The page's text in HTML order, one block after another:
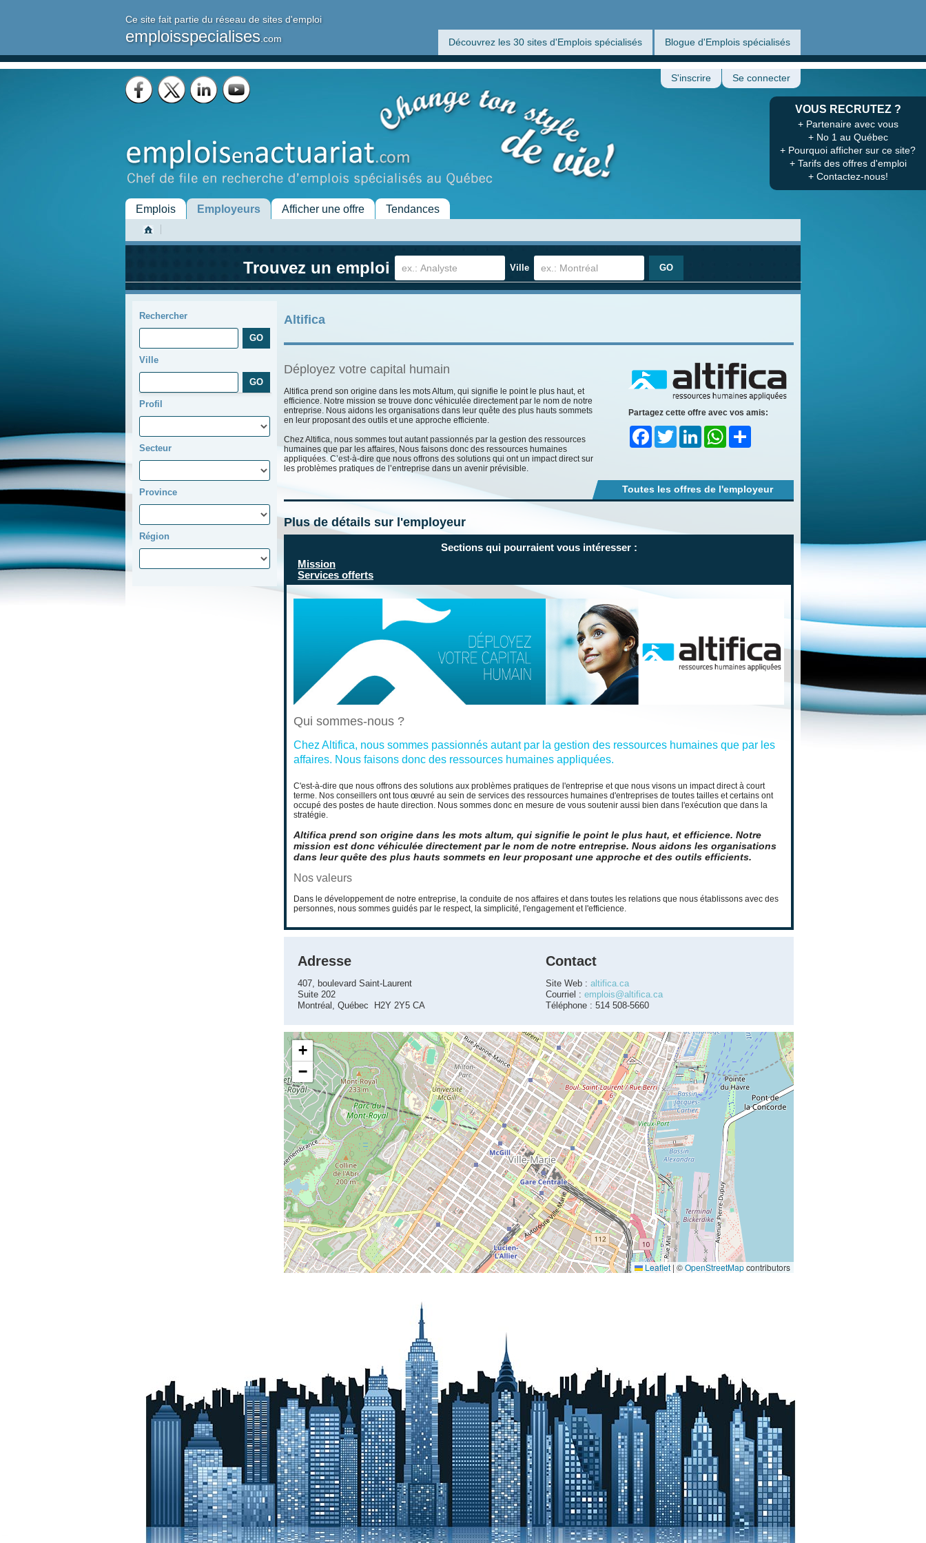
Ce site fait partie du réseau de sites d'emploi
emploisspecialises .com Découvrez les 30 sites d'Emplois spécialisés Blogue d'Emplois spécialisés
VOUS RECRUTEZ ?
+ Partenaire avec vous
+ No 1 au Québec
+ Pourquoi afficher sur ce site?
+ Tarifs des offres d'emploi
+ Contactez-nous!
S'inscrire Se connecter
Emplois Employeurs Afficher une offre Tendances
Trouvez un emploi Ville
Rechercher
Ville
Profil
Secteur
Province
Région
Altifica
Déployez votre capital humain
Altifica prend son origine dans les mots Altum, qui signifie le point le plus haut, et
efficience. Notre mission se trouve donc véhiculée directement par le nom de notre
entreprise. Nous aidons les organisations dans leur quête des plus hauts sommets
en leur proposant des outils et une approche efficiente.
Chez Altifica, nous sommes tout autant passionnés par la gestion des ressources
humaines que par les affaires, Nous faisons donc des ressources humaines
appliquées. C’est-à-dire que nous offrons des solutions qui ont un impact direct sur
les problèmes pratiques de l’entreprise dans un avenir prévisible.
Partagez cette offre avec vos amis:
FacebookTwitter LinkedIn WhatsApp
Toutes les offres de l'employeur
Plus de détails sur l'employeur
Sections qui pourraient vous intéresser :
Mission
Services offerts
Qui sommes-nous ?
Chez Altifica, nous sommes passionnés autant par la gestion des ressources humaines que par les
affaires. Nous faisons donc des ressources humaines appliquées.
C'est-à-dire que nous offrons des solutions aux problèmes pratiques de l'entreprise et que nous visons un impact direct à court
terme. Nos conseillers ont tous œuvré au sein de services des ressources humaines d'entreprises de toutes tailles et certains ont
occupé des postes de haute direction. Nous sommes donc en mesure de vous soutenir aussi bien dans l'exécution que dans la
stratégie.
Altifica prend son origine dans les mots altum, qui signifie le point le plus haut, et efficience. Notre
mission est donc véhiculée directement par le nom de notre entreprise. Nous aidons les organisations
dans leur quête des plus hauts sommets en leur proposant une approche et des outils efficients.
Nos valeurs
Dans le développement de notre entreprise, la conduite de nos affaires et dans toutes les relations que nous établissons avec des
personnes, nous sommes guidés par le respect, la simplicité, l'engagement et l'efficience.
Adresse
407, boulevard Saint-Laurent
Suite 202
Montréal, Québec H2Y 2Y5 CA
Contact
Site Web : altifica.ca
Courriel : emplois@altifica.ca
Téléphone : 514 508-5660
+
−
Leaflet | ©OpenStreetMapcontributors